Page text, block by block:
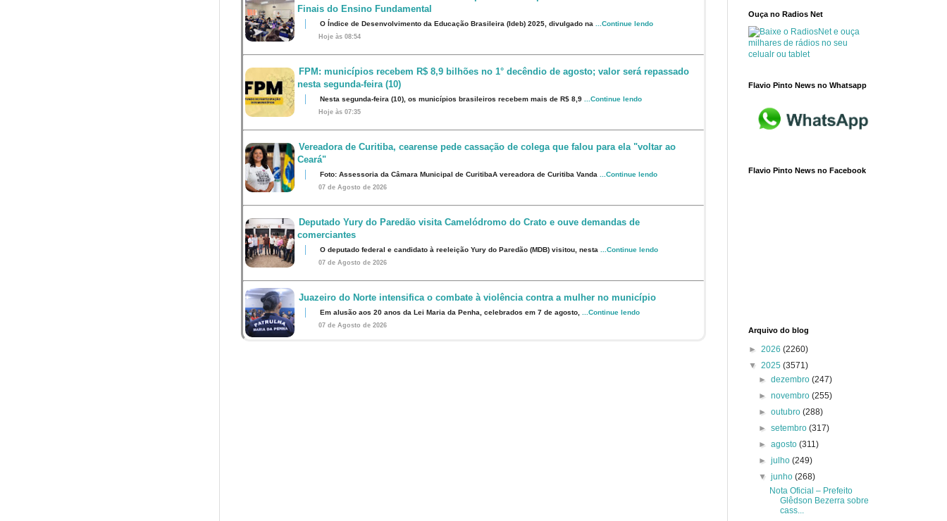
Finais do Ensino Fundamental
O Índice de Desenvolvimento da Educação Brasileira (Ideb) 2025, divulgado na ...Continue lendo
Hoje às 08:54
FPM: municípios recebem R$ 8,9 bilhões no 1° decêndio de agosto; valor será repassado
nesta segunda-feira (10)
Nesta segunda-feira (10), os municípios brasileiros recebem mais de R$ 8,9 ...Continue lendo
Hoje às 07:35
Vereadora de Curitiba, cearense pede cassação de colega que falou para ela "voltar ao
Ceará"
Foto: Assessoria da Câmara Municipal de CuritibaA vereadora de Curitiba Vanda ...Continue lendo
07 de Agosto de 2026
Deputado Yury do Paredão visita Camelódromo do Crato e ouve demandas de
comerciantes
O deputado federal e candidato à reeleição Yury do Paredão (MDB) visitou, nesta ...Continue lendo
07 de Agosto de 2026
Juazeiro do Norte intensifica o combate à violência contra a mulher no município
Em alusão aos 20 anos da Lei Maria da Penha, celebrados em 7 de agosto, ...Continue lendo
07 de Agosto de 2026
Ouça no Radios Net
Flavio Pinto News no Whatsapp
Flavio Pinto News no Facebook
Arquivo do blog
► 2026 (2260)
▼ 2025 (3571)
►dezembro(247)
►novembro(255)
►outubro(288)
►setembro(317)
►agosto(311)
►julho(249)
▼junho(268)
Nota Oficial – Prefeito
Glêdson Bezerra sobre
cass...